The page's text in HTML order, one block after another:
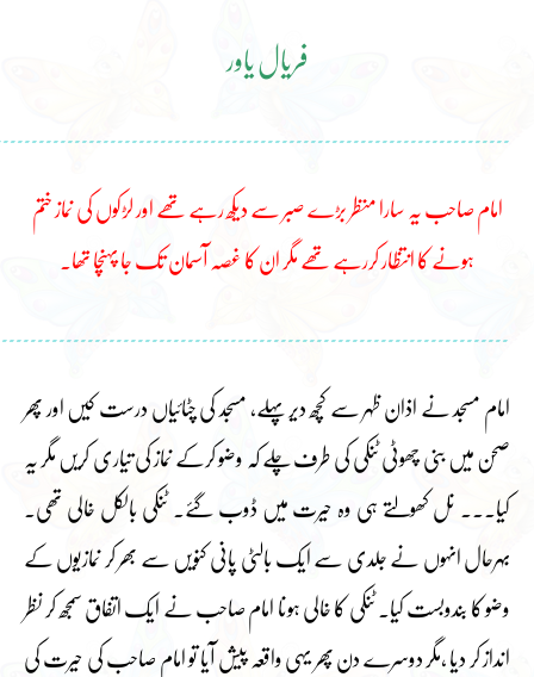
فریال یاور
امام صاحب یہ سارا منظر بڑے صبر سے دیکھ رہے تھے اور لڑکوں کی نماز ختم
ہونے کا انتظار کررہے تھے مگر ان کا غصہ آسمان تک جا پہنچا تھا۔
امام مسجد نے اذان ظہر سے کچھ دیر پہلے، مسجد کی چٹائیاں درست کیں اور پھر
صحن میں بنی چھوٹی ٹنکی کی طرف چلے کہ وضو کرکے نماز کی تیاری کریں مگر یہ
کیا۔۔۔ نل کھولتے ہی وہ حیرت میں ڈوب گئے۔ ٹنکی بالکل خالی تھی۔
بہرحال انہوں نے جلدی سے ایک بالٹی پانی کنویں سے بھر کر نمازیوں کے
وضو کا بندوبست کیا۔ ٹنکی کا خالی ہونا امام صاحب نے ایک اتفاق سمجھ کر نظر
انداز کر دیا ،مگر دوسرے دن پھر یہی واقعہ پیش آیا تو امام صاحب کی حیرت کی